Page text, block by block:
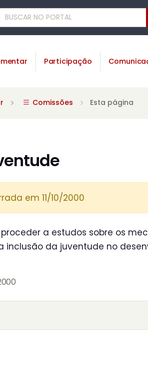
Participação
Comissões Esta página
em 11/10/2000
a estudos sobre os
inclusão da juventude no